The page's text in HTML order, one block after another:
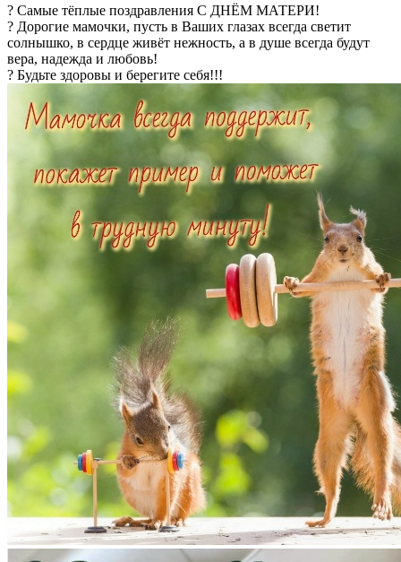
? Самые тёплые поздравления С ДНЁМ МАТЕРИ!
? Дорогие мамочки, пусть в Ваших глазах всегда светит
солнышко, в сердце живёт нежность, а в душе всегда будут
вера, надежда и любовь!
? Будьте здоровы и берегите себя!!!